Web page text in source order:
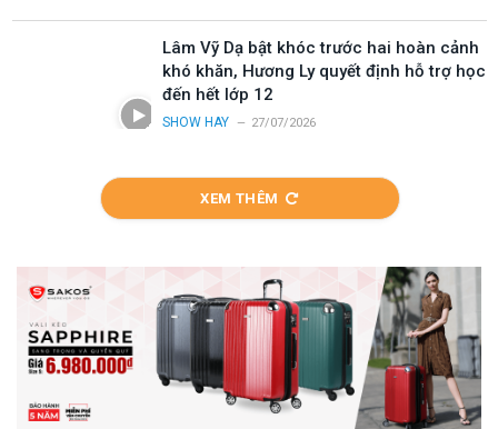
Lâm Vỹ Dạ bật khóc trước hai hoàn cảnh
khó khăn, Hương Ly quyết định hỗ trợ học
đến hết lớp 12
SHOW HAY 27/07/2026
XEM THÊM